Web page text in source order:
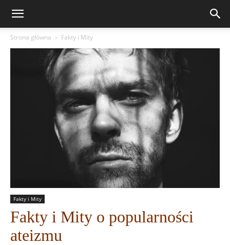
Strona główna Fakty i Mity
Fakty i Mity
Fakty i Mity o popularności
ateizmu